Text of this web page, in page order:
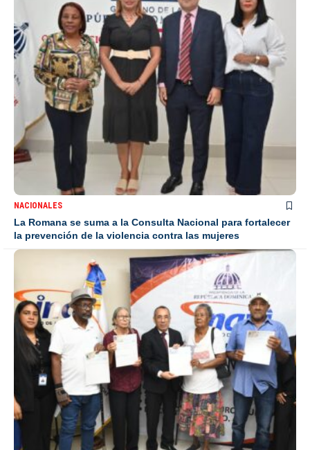
NACIONALES
La Romana se suma a la Consulta Nacional para fortalecer
la prevención de la violencia contra las mujeres